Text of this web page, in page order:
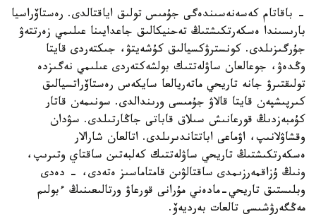
- باقاتام كەسەنەسىندەگى جۇمىس تولىق اياقتالدى. رەستاۆراسيا
بارىسىندا ەسكەرتكىشتىڭ تەحنيكالىق جاعدايىنا عىلىمي زەرتتەۋ
جۇرگىزىلدى. كونسترۋكسيالىق كۇشەيتۋ، جىكتەردى قايتا
وڭدەۋ، جوعالعان ساۋلەتتىك بولشەكتەردى عىلىمي نەگىزدە
تولىقتىرۋ جانە تاريحي ماتەريالعا سايكەس رەستاۆراتسيالىق
كىرپىشپەن قايتا قالاۋ جۇمىسى ورىندالدى. سونىمەن قاتار
كۇمبەزدىڭ قورعانىش سىلاق قاباتى جاڭارتىلدى. سۋدان
وقشاۋلانىپ، اۋماعى اباتتاندىرىلدى. اتالعان شارالار
ەسكەرتكىشتىڭ تاريحي ساۋلەتتىك كەلبەتىن ساقتاي وتىرىپ،
ونىڭ ۇزاقمەرزىمدى ساقتالۋىن قامتاماسىز ەتەدى، - دەدى
وبلىستىق تاريحي-مادەني مۇرانى قورعاۋ ورتالىعىنىڭ ءبولىم
مەڭگەرۋشىسى تالعات بەرديەۆ.